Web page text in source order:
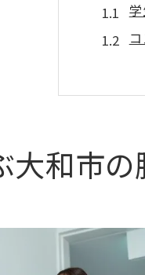
大和
大和市の